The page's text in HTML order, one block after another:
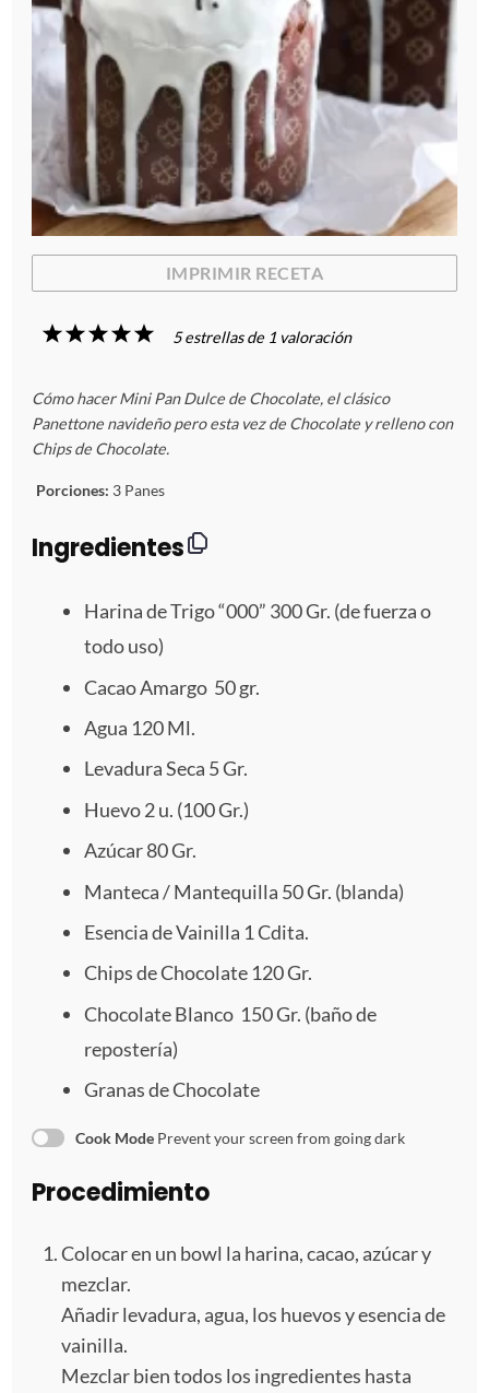
IMPRIMIR RECETA
5
s
l
l
a
s
4
s
l
l
a
s
3
s
l
l
s
2
s
l
l
a
s
1
s
e
l
5estrellas de 1 valoración
Cómo hacer Mini Pan Dulce de Chocolate, el clásico
Panettone navideño pero esta vez de Chocolate y relleno con
Chips de Chocolate.
Porciones: 3 Panes
Ingredientes
Harina de Trigo “000” 300 Gr. (de fuerza o
todo uso)
Cacao Amargo 50 gr.
Agua 120Ml.
Levadura Seca 5Gr.
Huevo2u. (100Gr.)
Azúcar 80 Gr.
Manteca / Mantequilla 50 Gr. (blanda)
Esencia de Vainilla 1 Cdita.
Chips de Chocolate 120 Gr.
Chocolate Blanco 150 Gr. (baño de
repostería)
Granas de Chocolate
Cook Mode Prevent your screen from going dark
Procedimiento
Colocar en un bowl la harina, cacao, azúcar y
mezclar.
Añadir levadura, agua, los huevos y esencia de
vainilla.
Mezclar bien todos los ingredientes hasta